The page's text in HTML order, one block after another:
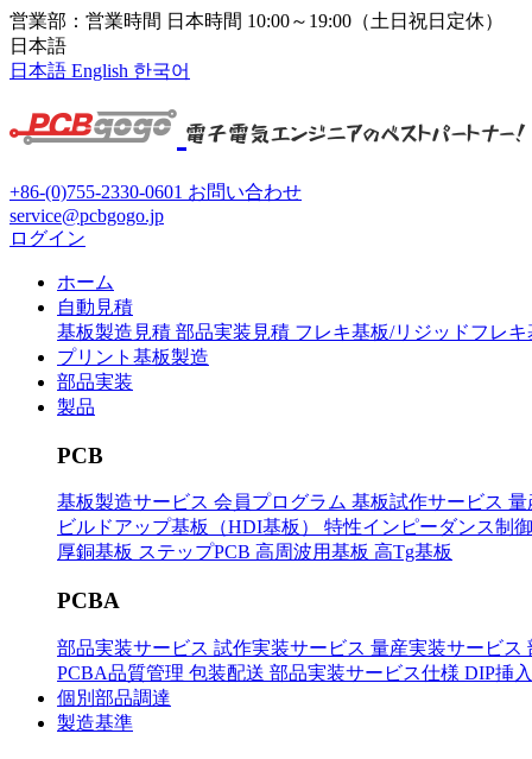
営業部：営業時間 日本時間 10:00～19:00（土日祝日定休）
日本語
日本語 English 한국어
+86-(0)755-2330-0601 お問い合わせ
service@pcbgogo.jp
ログイン
ホーム
自動見積
基板製造見積 部品実装見積 フレキ基板/リジッドフレ
プリント基板製造
部品実装
製品
PCB
基板製造サービス 会員プログラム 基板試作サービス 量
ビルドアップ基板（HDI基板） 特性インピーダンス制
厚銅基板 ステップPCB 高周波用基板 高Tg基板
PCBA
部品実装サービス 試作実装サービス 量産実装サービス
PCBA品質管理 包装配送 部品実装サービス仕様 DIP挿
個別部品調達
製造基準